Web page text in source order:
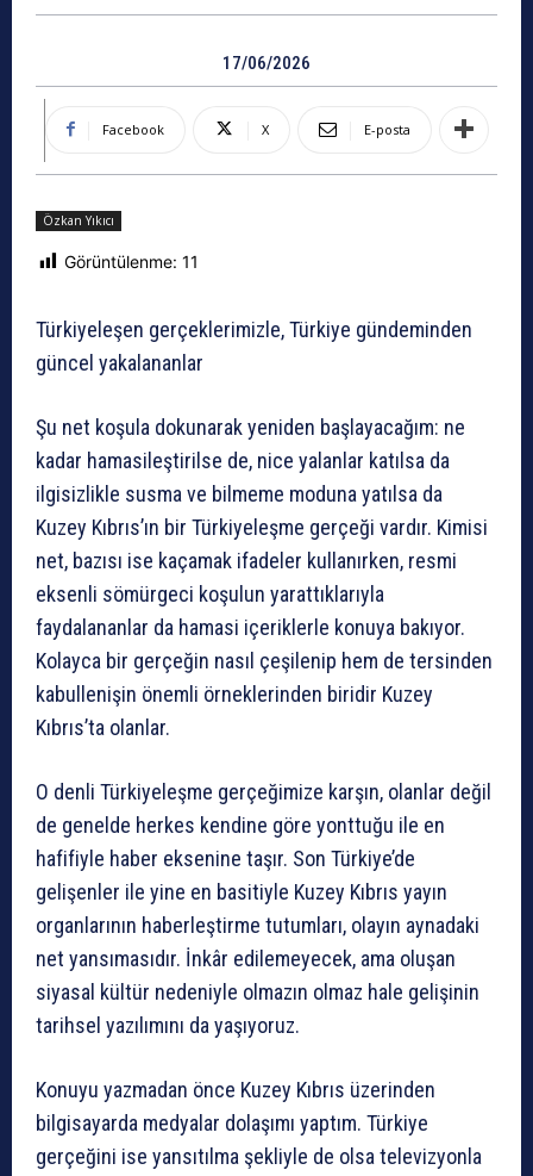
17/06/2026
Facebook X E-posta
Özkan Yıkıcı
Görüntülenme: 11
Türkiyeleşen gerçeklerimizle, Türkiye gündeminden
güncel yakalananlar
Şu net koşula dokunarak yeniden başlayacağım: ne
kadar hamasileştirilse de, nice yalanlar katılsa da
ilgisizlikle susma ve bilmeme moduna yatılsa da
Kuzey Kıbrıs’ın bir Türkiyeleşme gerçeği vardır. Kimisi
net, bazısı ise kaçamak ifadeler kullanırken, resmi
eksenli sömürgeci koşulun yarattıklarıyla
faydalananlar da hamasi içeriklerle konuya bakıyor.
Kolayca bir gerçeğin nasıl çeşilenip hem de tersinden
kabullenişin önemli örneklerinden biridir Kuzey
Kıbrıs’ta olanlar.
O denli Türkiyeleşme gerçeğimize karşın, olanlar değil
de genelde herkes kendine göre yonttuğu ile en
hafifiyle haber eksenine taşır. Son Türkiye’de
gelişenler ile yine en basitiyle Kuzey Kıbrıs yayın
organlarının haberleştirme tutumları, olayın aynadaki
net yansımasıdır. İnkâr edilemeyecek, ama oluşan
siyasal kültür nedeniyle olmazın olmaz hale gelişinin
tarihsel yazılımını da yaşıyoruz.
Konuyu yazmadan önce Kuzey Kıbrıs üzerinden
bilgisayarda medyalar dolaşımı yaptım. Türkiye
gerçeğini ise yansıtılma şekliyle de olsa televizyonla